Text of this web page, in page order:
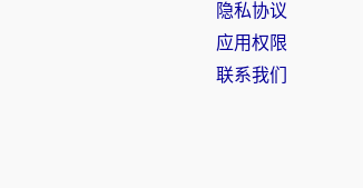
隐私协议
应用权限
联系我们